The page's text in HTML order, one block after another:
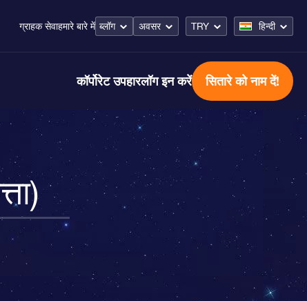
ग्राहक सेवाहमारे बारे में ब्लॉग अवसर TRY हिन्दी
कॉर्पोरेट उपहारलॉग इन करें सितारे को नाम दें!